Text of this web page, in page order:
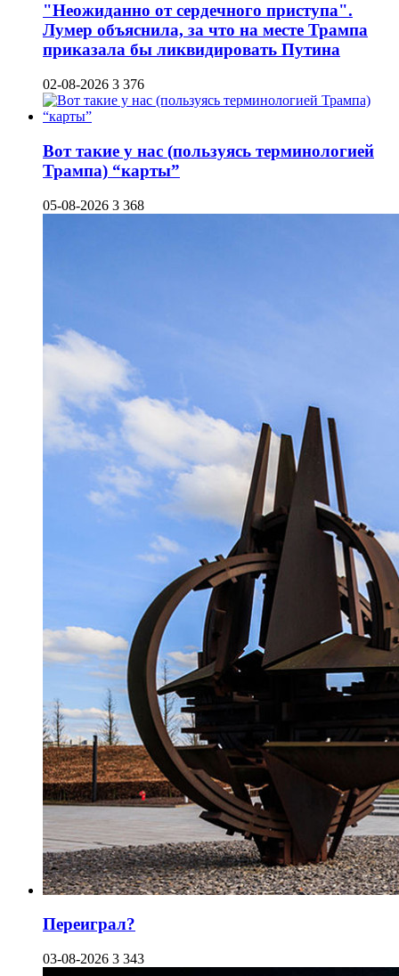
"Неожиданно от сердечного приступа".
Лумер объяснила, за что на месте Трампа
приказала бы ликвидировать Путина
02-08-2026 3 376
Вот такие у нас (пользуясь терминологией
Трампа) “карты”
05-08-2026 3 368
Переиграл?
03-08-2026 3 343